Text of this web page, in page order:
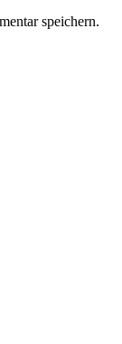
speichern.